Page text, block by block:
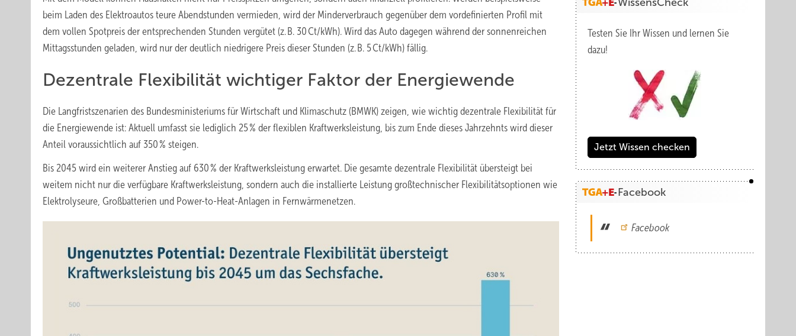
beim Laden des Elektroautos teure Abendstunden vermieden, wird der Minderverbrauch gegenüber dem vordefinierten Profil mit
dem vollen Spotpreis der entsprechenden Stunden vergütet (z. B. 30 Ct/kWh). Wird das Auto dagegen während der sonnenreichen
Mittagsstunden geladen, wird nur der deutlich niedrigere Preis dieser Stunden (z. B. 5 Ct/kWh) fällig.
Dezentrale Flexibilität wichtiger Faktor der Energiewende
Die Langfristszenarien des Bundesministeriums für Wirtschaft und Klimaschutz (BMWK) zeigen, wie wichtig dezentrale Flexibilität für
die Energiewende ist: Aktuell umfasst sie lediglich 25 % der flexiblen Kraftwerksleistung, bis zum Ende dieses Jahrzehnts wird dieser
Anteil voraussichtlich auf 350 % steigen.
Bis 2045 wird ein weiterer Anstieg auf 630 % der Kraftwerksleistung erwartet. Die gesamte dezentrale Flexibilität übersteigt bei
weitem nicht nur die verfügbare Kraftwerksleistung, sondern auch die installierte Leistung großtechnischer Flexibilitätsoptionen wie
Elektrolyseure, Großbatterien und Power-to-Heat-Anlagen in Fernwärmenetzen.
WissensCheck
Testen Sie Ihr Wissen und lernen Sie
dazu!
Jetzt Wissen checken
Facebook
Facebook